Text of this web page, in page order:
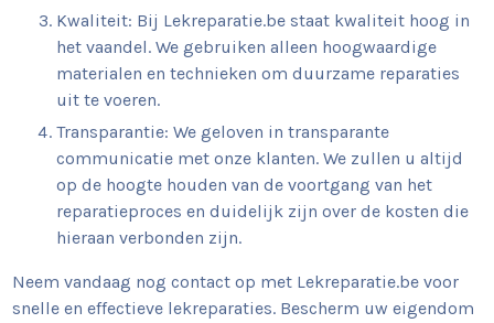
Kwaliteit: Bij Lekreparatie.be staat kwaliteit hoog in
het vaandel. We gebruiken alleen hoogwaardige
materialen en technieken om duurzame reparaties
uit te voeren.
Transparantie: We geloven in transparante
communicatie met onze klanten. We zullen u altijd
op de hoogte houden van de voortgang van het
reparatieproces en duidelijk zijn over de kosten die
hieraan verbonden zijn.
Neem vandaag nog contact op met Lekreparatie.be voor
snelle en effectieve lekreparaties. Bescherm uw eigendom